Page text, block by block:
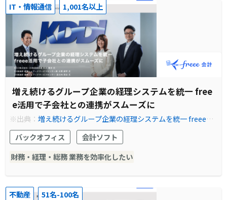
IT・情報通信 1,001名以上
増え続けるグループ企業の経理システムを統一 free
e活用で子会社との連携がスムーズに
※出典：増え続けるグループ企業の経理システムを統一 freee活
用で子会社との連携がスムーズに
バックオフィス
会計ソフト
財務・経理・総務 業務を効率化したい
不動産 51名-100名